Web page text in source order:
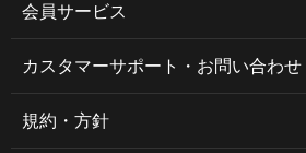
会員サービス
カスタマーサポート・お問い合わせ
規約・方針